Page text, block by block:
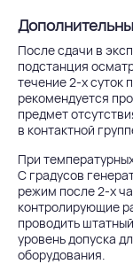
После сдачи в
подстанция
течение 2-х суток
рекомендуется
предмет
в контактной
При
С градусов
режим после 2-х
контролирующие
проводить
уровень допуска
оборудования.